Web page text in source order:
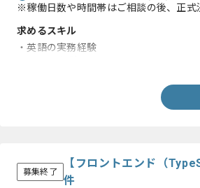
※稼働日数や時間帯はご相談の後、正式
求めるスキル
・英語の実務経験
募集終了
【フロントエンド（
件